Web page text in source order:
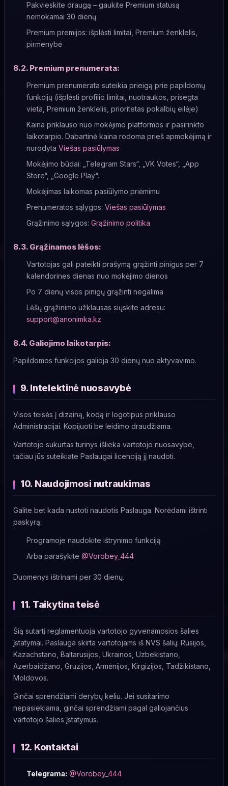
Pakvieskite draugą – gaukite Premium statusą
nemokamai 30 dienų
Premium premijos: išplėsti limitai, Premium ženklelis,
pirmenybė
8.2. Premium prenumerata:
Premium prenumerata suteikia prieigą prie papildomų
funkcijų (išplėsti profilio limitai, nuotraukos, prisegta
vieta, Premium ženklelis, prioritetas pokalbių eilėje)
Kaina priklauso nuo mokėjimo platformos ir pasirinkto
laikotarpio. Dabartinė kaina rodoma prieš apmokėjimą ir
nurodyta Viešas pasiūlymas
Mokėjimo būdai: „Telegram Stars“, „VK Votes“, „App
Store“, „Google Play“.
Mokėjimas laikomas pasiūlymo priėmimu
Prenumeratos sąlygos: Viešas pasiūlymas
Grąžinimo sąlygos: Grąžinimo politika
8.3. Grąžinamos lėšos:
Vartotojas gali pateikti prašymą grąžinti pinigus per 7
kalendorines dienas nuo mokėjimo dienos
Po 7 dienų visos pinigų grąžinti negalima
Lėšų grąžinimo užklausas siųskite adresu:
support@anonimka.kz
8.4. Galiojimo laikotarpis:
Papildomos funkcijos galioja 30 dienų nuo aktyvavimo.
9. Intelektinė nuosavybė
Visos teisės į dizainą, kodą ir logotipus priklauso
Administracijai. Kopijuoti be leidimo draudžiama.
Vartotojo sukurtas turinys išlieka vartotojo nuosavybe,
tačiau jūs suteikiate Paslaugai licenciją jį naudoti.
10. Naudojimosi nutraukimas
Galite bet kada nustoti naudotis Paslauga. Norėdami ištrinti
paskyrą:
Programoje naudokite ištrynimo funkciją
Arba parašykite @Vorobey_444
Duomenys ištrinami per 30 dienų.
11. Taikytina teisė
Šią sutartį reglamentuoja vartotojo gyvenamosios šalies
įstatymai. Paslauga skirta vartotojams iš NVS šalių: Rusijos,
Kazachstano, Baltarusijos, Ukrainos, Uzbekistano,
Azerbaidžano, Gruzijos, Armėnijos, Kirgizijos, Tadžikistano,
Moldovos.
Ginčai sprendžiami derybų keliu. Jei susitarimo
nepasiekiama, ginčai sprendžiami pagal galiojančius
vartotojo šalies įstatymus.
12. Kontaktai
Telegrama: @Vorobey_444